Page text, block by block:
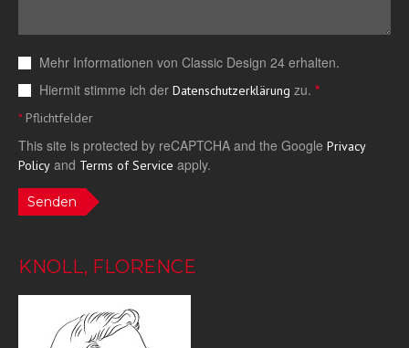
Mehr Informationen von Classic Design 24 erhalten.
Hiermit stimme ich der Datenschutzerklärung zu. *
*Pflichtfelder
This site is protected by reCAPTCHA and the Google Privacy
Policy and Terms of Service apply.
Senden
KNOLL, FLORENCE